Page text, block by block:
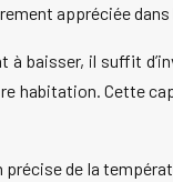
appréciée
à baisser, il suffit
habitation. Cette
de la